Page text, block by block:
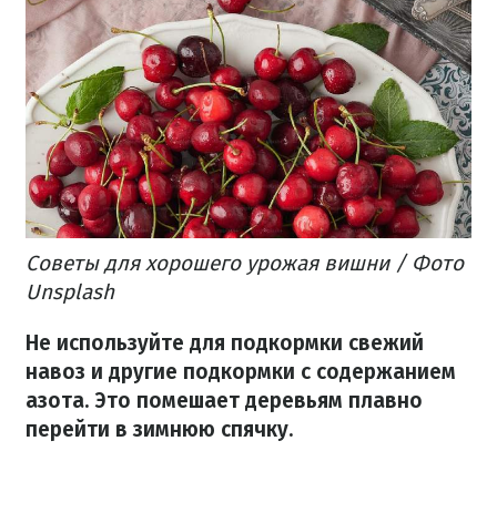
Советы для хорошего урожая вишни / Фото
Unsplash
Не используйте для подкормки свежий
навоз и другие подкормки с содержанием
азота. Это помешает деревьям плавно
перейти в зимнюю спячку.